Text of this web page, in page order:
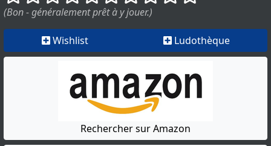
(Bon - généralement prêt à y jouer.)
Wishlist Ludothèque
Rechercher sur Amazon